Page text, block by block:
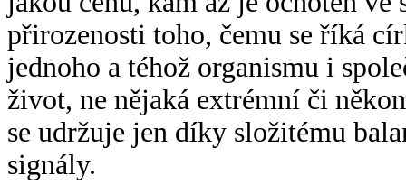
přirozenosti toho, čemu se říká
jednoho a téhož organismu i
život, ne nějaká extrémní či
se udržuje jen díky složitému
signály.